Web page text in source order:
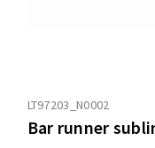
LT97203_N0002
Bar runner